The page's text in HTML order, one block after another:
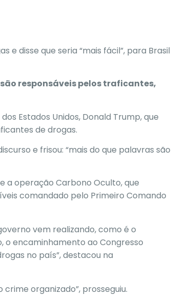
disse que seria “mais fácil”, para Brasil
responsáveis pelos traficantes,
Estados Unidos, Donald Trump, que
de drogas.
e frisou: “mais do que palavras são
a operação Carbono Oculto, que
comandado pelo Primeiro Comando
vem realizando, como é o
o encaminhamento ao Congresso
no país”, destacou na
organizado”, prosseguiu.